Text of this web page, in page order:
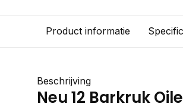
Product informatie
Beschrijving
Neu 12 Barkruk